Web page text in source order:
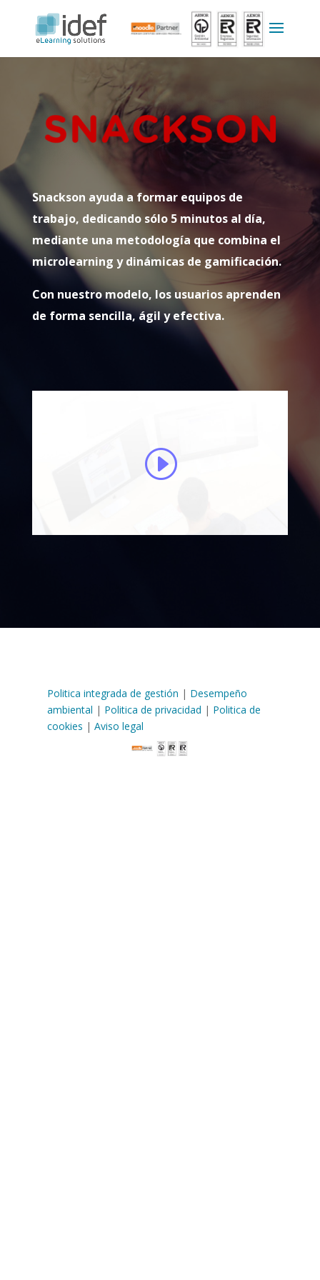
Snackson ayuda a formar equipos de
trabajo, dedicando sólo 5 minutos al día,
mediante una metodología que combina el
microlearning y dinámicas de gamificación.
Con nuestro modelo, los usuarios aprenden
de forma sencilla, ágil y efectiva.
Politica integrada de gestión | Desempeño
ambiental | Politica de privacidad | Politica de
cookies |Aviso legal